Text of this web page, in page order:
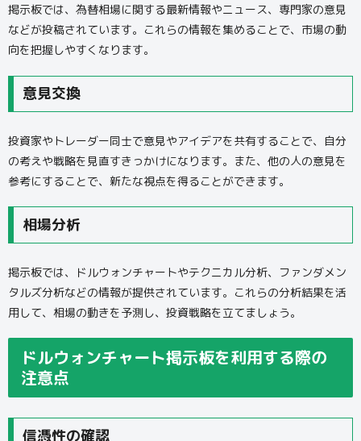
掲示板では、為替相場に関する最新情報やニュース、専門家の意見
などが投稿されています。これらの情報を集めることで、市場の動
向を把握しやすくなります。
意見交換
投資家やトレーダー同士で意見やアイデアを共有することで、自分
の考えや戦略を見直すきっかけになります。また、他の人の意見を
参考にすることで、新たな視点を得ることができます。
相場分析
掲示板では、ドルウォンチャートやテクニカル分析、ファンダメン
タルズ分析などの情報が提供されています。これらの分析結果を活
用して、相場の動きを予測し、投資戦略を立てましょう。
ドルウォンチャート掲示板を利用する際の
注意点
信憑性の確認